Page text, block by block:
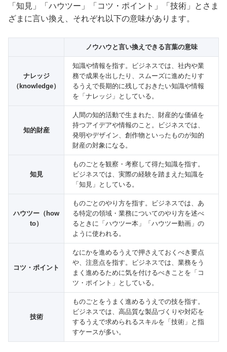
「知見」「ハウツー」「コツ・ポイント」「技術」とさま
ざまに言い換え、それぞれ以下の意味があります。
ノウハウと言い換えできる言葉の意味
ナレッジ
（knowledge）
知識や情報を指す。ビジネスでは、社内や業
務で成果を出したり、スムーズに進めたりす
るうえで長期的に残しておきたい知識や情報
を「ナレッジ」としている。
知的財産
人間の知的活動で生まれた、財産的な価値を
持つアイデアや情報のこと。ビジネスでは、
発明やデザイン、創作物といったものが知的
財産の対象になる。
知見
ものごとを観察・考察して得た知識を指す。
ビジネスでは、実際の経験を踏まえた知識を
「知見」としている。
ハウツー（how
to）
ものごとのやり方を指す。ビジネスでは、あ
る特定の領域・業務についてのやり方を述べ
るときに「ハウツー本」「ハウツー動画」の
ように使われる。
コツ・ポイント
なにかを進めるうえで押さえておくべき要点
や、注意点を指す。ビジネスでは、業務をう
まく進めるために気を付けるべきことを「コ
ツ・ポイント」としている。
技術
ものごとをうまく進めるうえでの技を指す。
ビジネスでは、高品質な製品づくりや対応を
するうえで求められるスキルを「技術」と指
すケースが多い。